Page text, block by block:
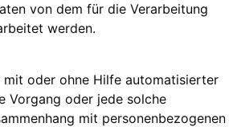
von dem für die Verarbeitung
werden.
oder ohne Hilfe automatisierter
Vorgang oder jede solche
mit personenbezogenen